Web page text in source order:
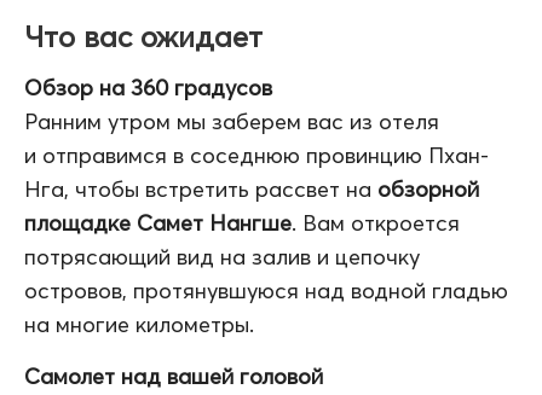
Что вас ожидает
Обзор на 360 градусов
Ранним утром мы заберем вас из отеля
и отправимся в соседнюю провинцию Пхан-
Нга, чтобы встретить рассвет на обзорной
площадке Самет Нангше. Вам откроется
потрясающий вид на залив и цепочку
островов, протянувшуюся над водной гладью
на многие километры.
Самолет над вашей головой